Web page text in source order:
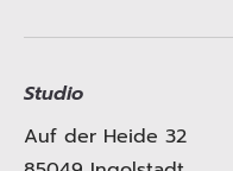
Studio
Auf der Heide 32